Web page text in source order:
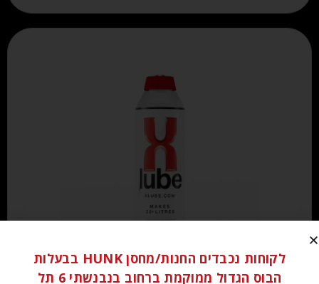
₪250.00
לקוחות נכבדים החנות/מחסן HUNK בבעלות
הבוס הגדול ממוקמת ברחוב בנבנשתי 6 תל